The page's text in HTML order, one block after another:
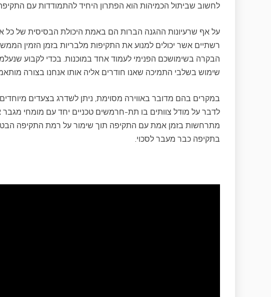
לחשוב שביתול הכמיהות הוא הפתרון היחיד להתמודדות עם
על אף שרעיונות ההגנה הברות הם באמת היכולת הבסיסית של כל
רשתיים אשר יכולים למנוע את התקיפות מלבריות בזמן הזמין
הבקרה בשימושכם הפנימי לעמוד אחד במוכנות. בכדי לקבוע
שימוש בשלבי התמיכה שאנו חודרים אליה אותו אנחנו בצורה
במקרים בהם מדובר באווירה מסוימת, ניתן לשדרג בצעדים
לדבר על מודל צוותים בו תת-חרמשים טכניים יחד עם מומחי מגבר
מתרחשות בזמן אמת עם התקיפה תוך שימור על רמת התקיפה
בתקיפה כבר מעבר לסכוי.